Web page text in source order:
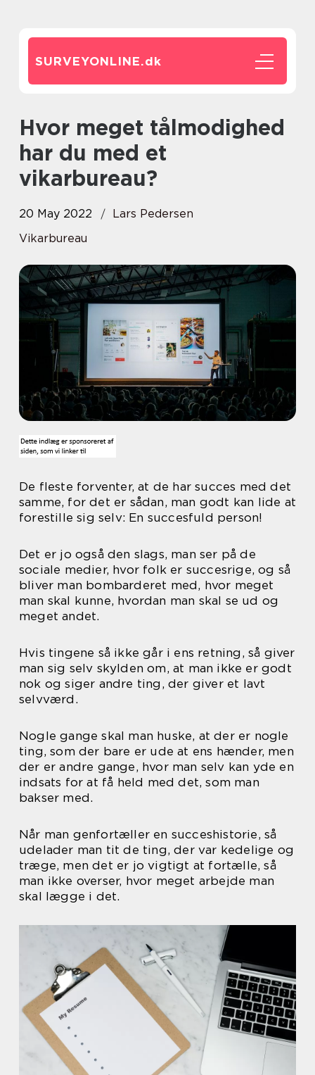
SURVEYONLINE.dk
Hvor meget tålmodighed
har du med et
vikarbureau?
20 May 2022
Lars Pedersen
Vikarbureau
De fleste forventer, at de har succes med det
samme, for det er sådan, man godt kan lide at
forestille sig selv: En succesfuld person!
Det er jo også den slags, man ser på de
sociale medier, hvor folk er succesrige, og så
bliver man bombarderet med, hvor meget
man skal kunne, hvordan man skal se ud og
meget andet.
Hvis tingene så ikke går i ens retning, så giver
man sig selv skylden om, at man ikke er godt
nok og siger andre ting, der giver et lavt
selvværd.
Nogle gange skal man huske, at der er nogle
ting, som der bare er ude at ens hænder, men
der er andre gange, hvor man selv kan yde en
indsats for at få held med det, som man
bakser med.
Når man genfortæller en succeshistorie, så
udelader man tit de ting, der var kedelige og
træge, men det er jo vigtigt at fortælle, så
man ikke overser, hvor meget arbejde man
skal lægge i det.